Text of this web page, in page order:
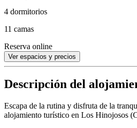
4 dormitorios
11 camas
Reserva online
Ver espacios y precios
Descripción del
Escapa de la rutina y disfruta de la
alojamiento turístico en Los Hinojosos